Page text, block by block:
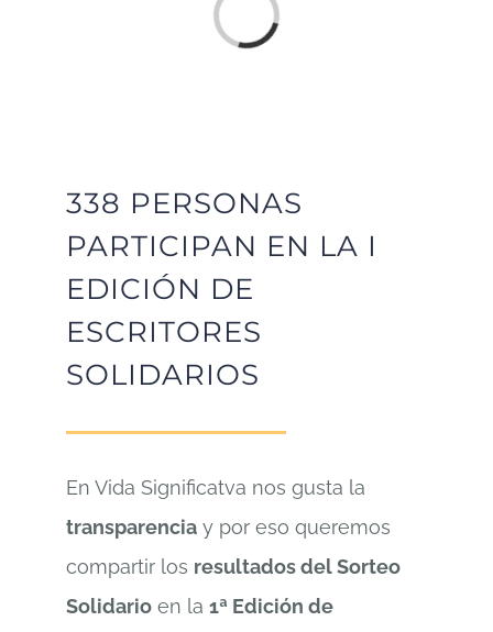
Loading...
338 PERSONAS
PARTICIPAN EN LA I
EDICIÓN DE
ESCRITORES
SOLIDARIOS
En Vida Significatva nos gusta la
transparencia y por eso queremos
compartir los resultados del Sorteo
Solidario en la 1ª Edición de